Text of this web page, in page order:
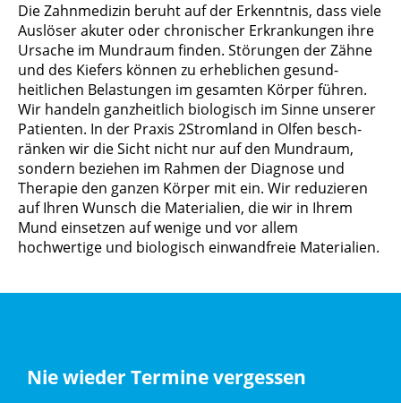
Die Zahnmedizin beruht auf der Erkenntnis, dass viele
Auslöser akuter oder chronischer Erkrank­ungen ihre
Ursache im Mund­raum finden. Störungen der Zähne
und des Kiefers können zu erheblichen gesund­
heitlichen Belastungen im gesamten Körper führen.
Wir handeln ganz­heitlich biologisch im Sinne unserer
Patienten. In der Praxis 2Stromland in Olfen besch­
rän­ken wir die Sicht nicht nur auf den Mundraum,
sondern beziehen im Rahmen der Diagnose und
Therapie den ganzen Körper mit ein. Wir reduzieren
auf Ihren Wunsch die Materialien, die wir in Ihrem
Mund einsetzen auf wenige und vor allem
hochwertige und biologisch einwandfreie Materialien.
Nie wieder Termine vergessen